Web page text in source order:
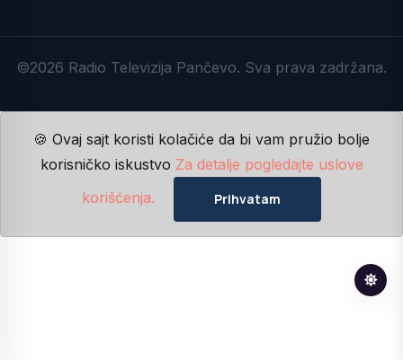
©2026 Radio Televizija Pančevo. Sva prava zadržana.
🍪 Ovaj sajt koristi kolačiće da bi vam pružio bolje
korisničko iskustvo Za detalje pogledajte uslove
korišćenja.
Prihvatam